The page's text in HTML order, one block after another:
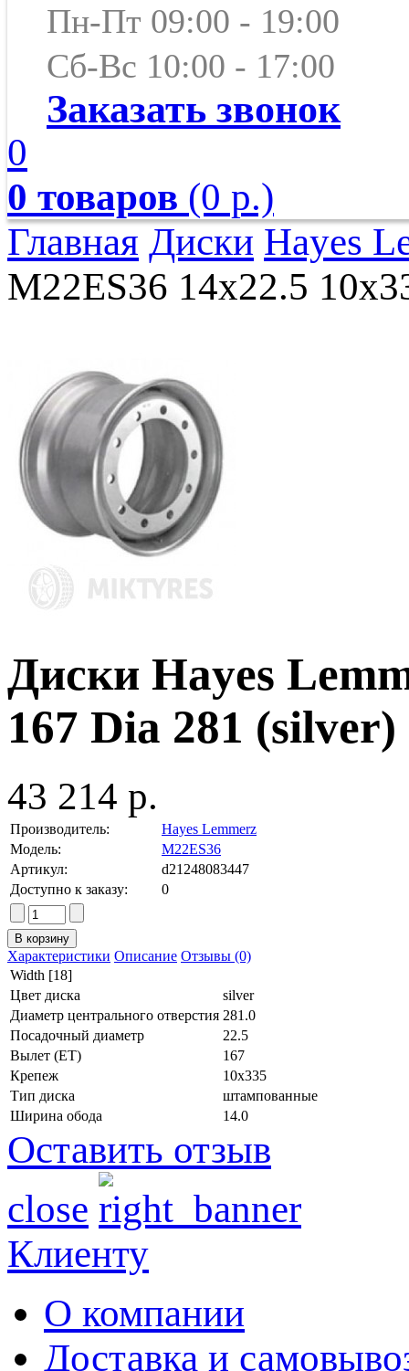
Пн-Пт 09:00 - 19:00
Сб-Вс 10:00 - 17:00
Заказать звонок
0
0 товаров (0 р.)
Главная Диски Hayes
M22ES36 14x22.5
Диски Hayes
167 Dia 281 (silver)
43 214 р.
Производитель:
Hayes Lemmerz
Модель:
M22ES36
Артикул:
d21248083447
Доступно к заказу:
0
Характеристики Описание Отзывы (0)
Width [18]
Цвет диска
silver
Диаметр центрального отверстия 281.0
Посадочный диаметр
22.5
Вылет (ET)
167
Крепеж
10x335
Тип диска
штампованные
Ширина обода
14.0
Оставить отзыв
close
Клиенту
О компании
Доставка и